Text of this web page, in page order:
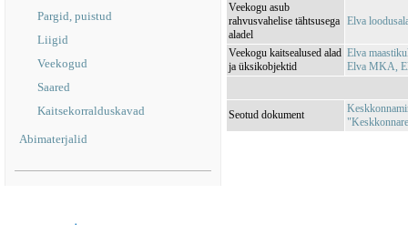
Pargid, puistud
Liigid
Veekogud
Saared
Kaitsekorralduskavad
Abimaterjalid
Veekogu asub
rahvusvahelise tähtsusega
aladel
Elva
Veekogu kaitsealused alad
ja üksikobjektid
Elva
Elva MKA,
Seotud dokument